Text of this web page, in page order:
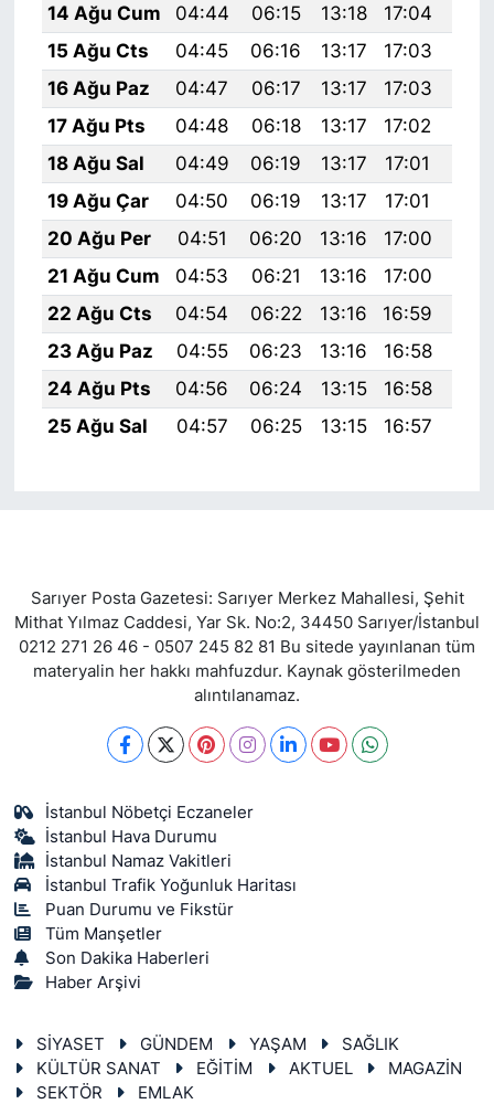
14 Ağu Cum
04:44 06:15 13:18 17:04
15 Ağu Cts
04:45 06:16 13:17 17:03
16 Ağu Paz
04:47 06:17 13:17 17:03
17 Ağu Pts
04:48 06:18 13:17 17:02
18 Ağu Sal
04:49 06:19 13:17 17:01
19 Ağu Çar
04:50 06:19 13:17 17:01
20 Ağu Per
04:51 06:20 13:16 17:00
21 Ağu Cum
04:53 06:21 13:16 17:00
22 Ağu Cts
04:54 06:22 13:16 16:59
23 Ağu Paz
04:55 06:23 13:16 16:58
24 Ağu Pts
04:56 06:24 13:15 16:58
25 Ağu Sal
04:57 06:25 13:15 16:57
Sarıyer Posta Gazetesi: Sarıyer Merkez Mahallesi, Şehit
Mithat Yılmaz Caddesi, Yar Sk. No:2, 34450 Sarıyer/İstanbul
0212 271 26 46 - 0507 245 82 81 Bu sitede yayınlanan tüm
materyalin her hakkı mahfuzdur. Kaynak gösterilmeden
alıntılanamaz.
İstanbul Nöbetçi Eczaneler
İstanbul Hava Durumu
İstanbul Namaz Vakitleri
İstanbul Trafik Yoğunluk Haritası
Puan Durumu ve Fikstür
Tüm Manşetler
Son Dakika Haberleri
Haber Arşivi
SİYASET GÜNDEM YAŞAM
SAĞLIK
KÜLTÜR SANAT
EĞİTİM AKTUEL
MAGAZİN
SEKTÖR
EMLAK